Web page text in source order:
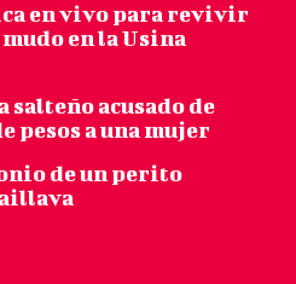
en vivo para revivir
en la Usina
acusado de
pesos a una mujer
de un perito